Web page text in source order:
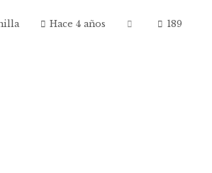
Hace 4 años 189